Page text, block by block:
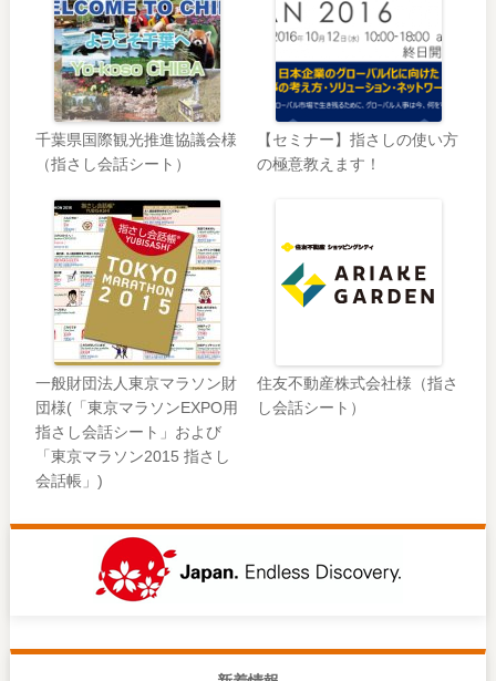
千葉県国際観光推進協議会様
（指さし会話シート）
【セミナー】指さしの使い方
の極意教えます！
一般財団法人東京マラソン財
団様(「東京マラソンEXPO用
指さし会話シート」および
「東京マラソン2015 指さし
会話帳」)
住友不動産株式会社様（指さ
し会話シート）